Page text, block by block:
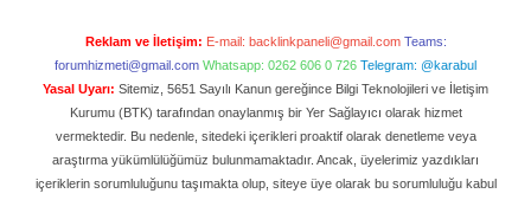
Reklam ve İletişim: E-mail: backlinkpaneli@gmail.com Teams:
forumhizmeti@gmail.com Whatsapp: 0262 606 0 726 Telegram: @karabul
Yasal Uyarı: Sitemiz, 5651 Sayılı Kanun gereğince Bilgi Teknolojileri ve İletişim
Kurumu (BTK) tarafından onaylanmış bir Yer Sağlayıcı olarak hizmet
vermektedir. Bu nedenle, sitedeki içerikleri proaktif olarak denetleme veya
araştırma yükümlülüğümüz bulunmamaktadır. Ancak, üyelerimiz yazdıkları
içeriklerin sorumluluğunu taşımakta olup, siteye üye olarak bu sorumluluğu kabul